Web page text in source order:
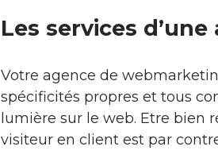
Les services
Votre agence de
spécificités propres et tous
lumière sur le web. Etre bien
visiteur en client est par